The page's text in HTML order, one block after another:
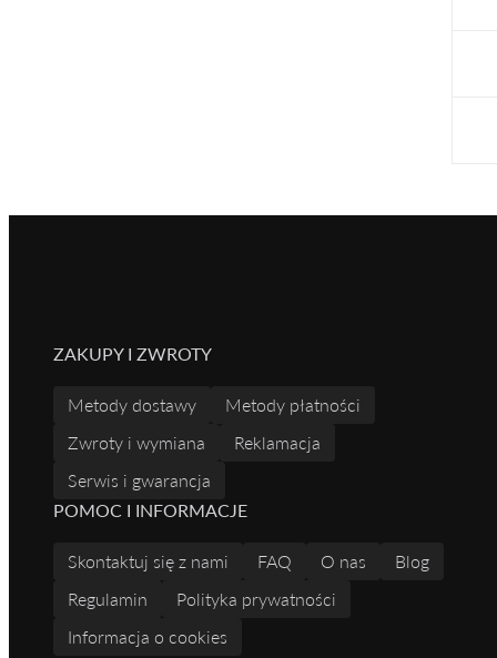
ZAKUPY I ZWROTY
Metody dostawy
Metody płatności
Zwroty i wymiana
Reklamacja
Serwis i gwarancja
POMOC I INFORMACJE
Skontaktuj się z nami FAQ O nas
Blog
Regulamin
Polityka prywatności
Informacja o cookies